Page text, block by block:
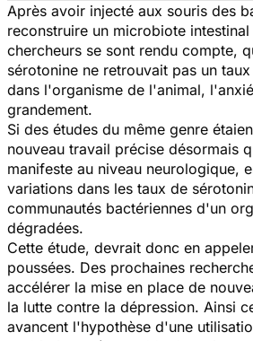
Après avoir injecté aux souris des
reconstruire un microbiote
chercheurs se sont rendu compte,
sérotonine ne retrouvait pas un
dans l'organisme de l'animal,
grandement.
Si des études du même genre
nouveau travail précise désormais
manifeste au niveau neurologique,
variations dans les taux de
communautés bactériennes d'un
dégradées.
Cette étude, devrait donc en
poussées. Des prochaines
accélérer la mise en place de
la lutte contre la dépression. Ainsi
avancent l'hypothèse d'une